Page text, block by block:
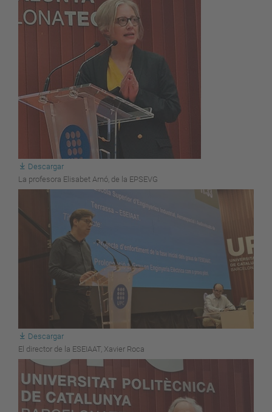
Descargar
La profesora Elisabet Arnó, de la EPSEVG
Descargar
El director de la ESEIAAT, Xavier Roca